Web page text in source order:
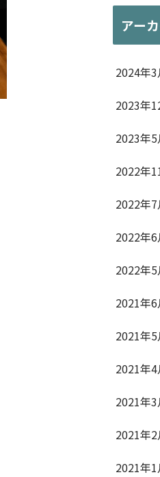
アー
2024年3
2023年
2023年5
2022年
2022年7
2022年6
2022年5
2021年6
2021年5
2021年4
2021年3
2021年2
2021年1